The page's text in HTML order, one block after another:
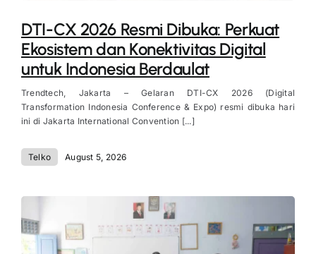
DTI-CX 2026 Resmi Dibuka: Perkuat
Ekosistem dan Konektivitas Digital
untuk Indonesia Berdaulat
Trendtech, Jakarta – Gelaran DTI-CX 2026 (Digital
Transformation Indonesia Conference & Expo) resmi dibuka hari
ini di Jakarta International Convention [...]
Telko August 5, 2026